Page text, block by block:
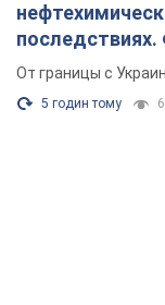
От границы с
5 годин тому